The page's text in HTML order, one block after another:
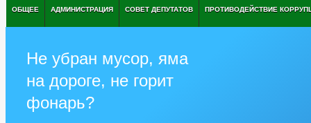
ОБЩЕЕ АДМИНИСТРАЦИЯ СОВЕТ ДЕПУТАТОВ ПРОТИВОДЕЙСТВИЕ
Не убран мусор, яма
на дороге, не горит
фонарь?